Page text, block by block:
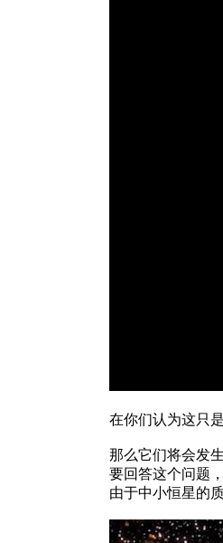
在你们认为这只
那么它们将会发
要回答这个问题
由于中小恒星的